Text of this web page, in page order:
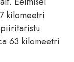
kilomeetri
piiritaristu
63 kilomeetri